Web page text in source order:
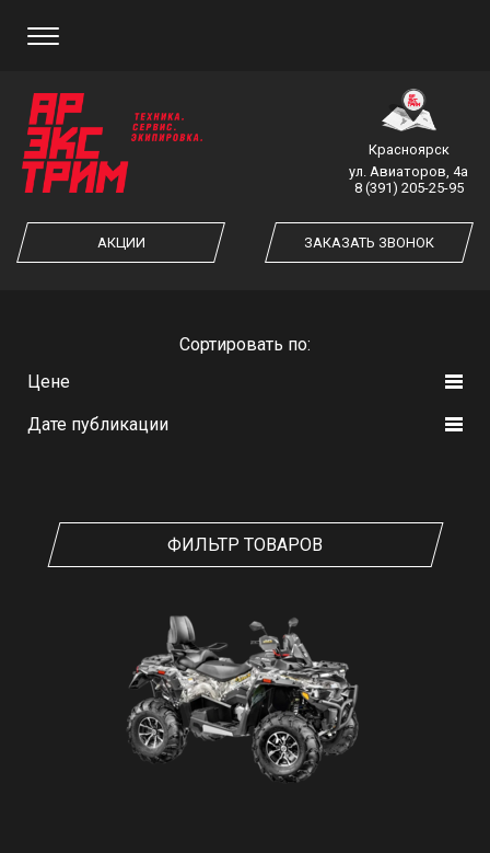
АКЦИИ
Красноярск
ул. Авиаторов, 4а
8 (391) 205-25-95
ЗАКАЗАТЬ ЗВОНОК
ЗАКАЗ ОБРАТНОГО ЗВОНКА
ЗАКАЗАТЬ ЗВОНОК
Cортировать по:
Цене
Дате публикации
ФИЛЬТР ТОВАРОВ